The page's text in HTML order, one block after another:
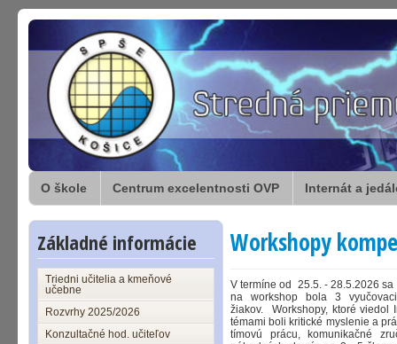
O škole Centrum excelentnosti OVP Internát a
Základné informácie
Triedni učitelia a kmeňové
učebne
Rozvrhy 2025/2026
Konzultačné hod. učiteľov
Workshopy
V termíne od 25.5. - 28.5.2026
na workshop bola 3
žiakov. Workshopy, ktoré viedol
témami boli kritické myslenie a
tímovú prácu, komunikačné